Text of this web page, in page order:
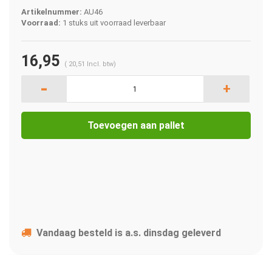
Artikelnummer: AU46
Voorraad: 1 stuks uit voorraad leverbaar
16,95 ( 20,51 Incl. btw)
- +
Toevoegen aan pallet
Vandaag besteld is a.s. dinsdag geleverd